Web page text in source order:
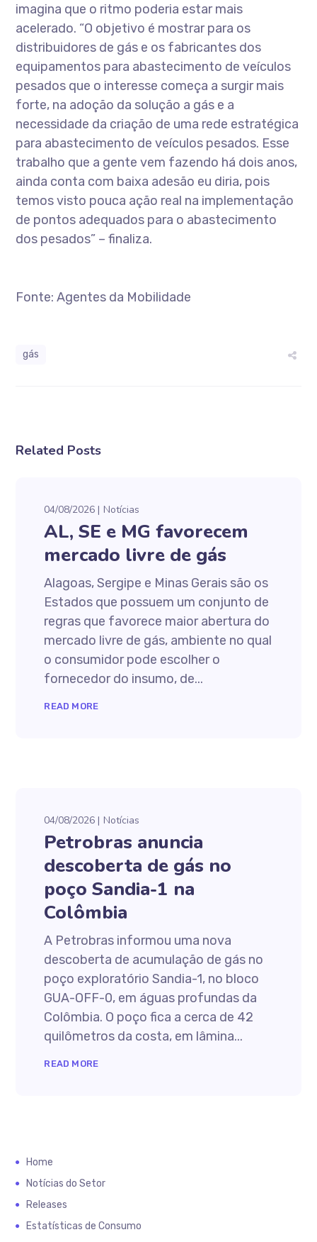
imagina que o ritmo poderia estar mais
acelerado. “O objetivo é mostrar para os
distribuidores de gás e os fabricantes dos
equipamentos para abastecimento de veículos
pesados que o interesse começa a surgir mais
forte, na adoção da solução a gás e a
necessidade da criação de uma rede estratégica
para abastecimento de veículos pesados. Esse
trabalho que a gente vem fazendo há dois anos,
ainda conta com baixa adesão eu diria, pois
temos visto pouca ação real na implementação
de pontos adequados para o abastecimento
dos pesados” – finaliza.
Fonte: Agentes da Mobilidade
gás
Related Posts
04/08/2026 Notícias
AL, SE e MG favorecem
mercado livre de gás
Alagoas, Sergipe e Minas Gerais são os
Estados que possuem um conjunto de
regras que favorece maior abertura do
mercado livre de gás, ambiente no qual
o consumidor pode escolher o
fornecedor do insumo, de...
READ MORE
04/08/2026 Notícias
Petrobras anuncia
descoberta de gás no
poço Sandia-1 na
Colômbia
A Petrobras informou uma nova
descoberta de acumulação de gás no
poço exploratório Sandia-1, no bloco
GUA-OFF-0, em águas profundas da
Colômbia. O poço fica a cerca de 42
quilômetros da costa, em lâmina...
READ MORE
Home
Notícias do Setor
Releases
Estatísticas de Consumo